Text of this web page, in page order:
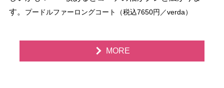
す。 プードルファーロングコート（税込7650円／verda）
MORE